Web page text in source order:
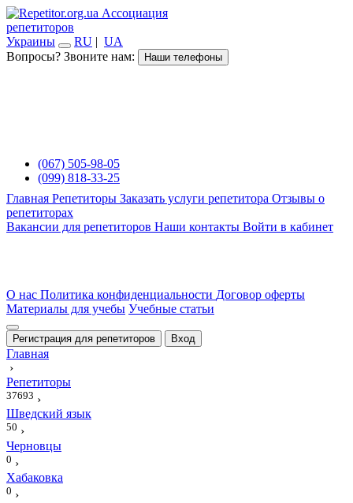
Ассоциация
репетиторов
Украины
RU | UA
Вопросы? Звоните нам:
Наши телефоны
(067) 505-98-05
(099) 818-33-25
Главная Репетиторы Заказать услуги репетитора Отзывы о
репетиторах
Вакансии для репетиторов Наши контакты Войти в кабинет
О нас Политика конфиденциальности Договор оферты
Материалы для учебы Учебные статьи
Регистрация для репетиторов Вход
Главная
›
Репетиторы
37693 ›
Шведский язык
50 ›
Черновцы
0 ›
Хабаковка
0 ›